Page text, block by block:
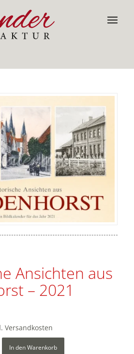
Ansichten aus
– 2021
Versandkosten
In den Warenkorb